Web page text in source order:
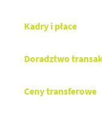
Kadry i płace
Doradztwo
Ceny transferowe